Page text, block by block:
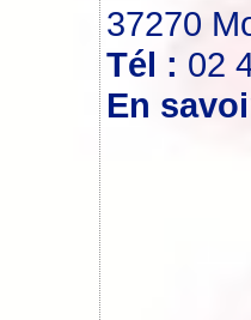
37270
Tél : 02
En